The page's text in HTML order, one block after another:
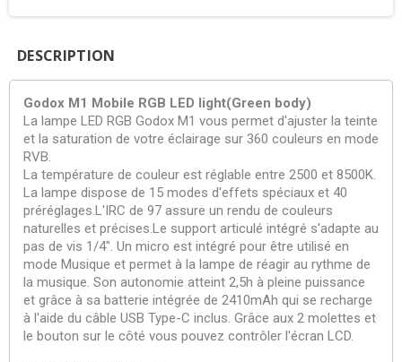
DESCRIPTION
Godox M1 Mobile RGB LED light(Green body)
La lampe LED RGB Godox M1 vous permet d'ajuster la teinte
et la saturation de votre éclairage sur 360 couleurs en mode
RVB.
La température de couleur est réglable entre 2500 et 8500K.
La lampe dispose de 15 modes d'effets spéciaux et 40
préréglages.L'IRC de 97 assure un rendu de couleurs
naturelles et précises.Le support articulé intégré s'adapte au
pas de vis 1/4". Un micro est intégré pour être utilisé en
mode Musique et permet à la lampe de réagir au rythme de
la musique. Son autonomie atteint 2,5h à pleine puissance
et grâce à sa batterie intégrée de 2410mAh qui se recharge
à l'aide du câble USB Type-C inclus. Grâce aux 2 molettes et
le bouton sur le côté vous pouvez contrôler l'écran LCD.